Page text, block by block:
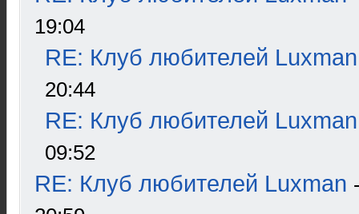
19:04
RE: Клуб любителей Luxman
20:44
RE: Клуб любителей Luxman
09:52
RE: Клуб любителей Luxman